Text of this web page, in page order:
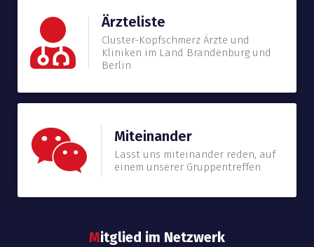
Ärzteliste
Cluster-Kopfschmerz Ärzte und
Kliniken im Land Brandenburg und
Berlin
Miteinander
Lasst uns miteinander reden, auf
einem unserer Gruppentreffen
Mitglied im Netzwerk